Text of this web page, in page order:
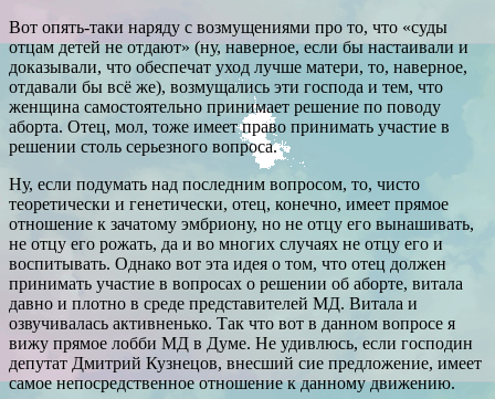
Вот опять-таки наряду с возмущениями про то, что «суды
отцам детей не отдают» (ну, наверное, если бы настаивали и
доказывали, что обеспечат уход лучше матери, то, наверное,
отдавали бы всё же), возмущались эти господа и тем, что
женщина самостоятельно принимает решение по поводу
аборта. Отец, мол, тоже имеет право принимать участие в
решении столь серьезного вопроса.
Ну, если подумать над последним вопросом, то, чисто
теоретически и генетически, отец, конечно, имеет прямое
отношение к зачатому эмбриону, но не отцу его вынашивать,
не отцу его рожать, да и во многих случаях не отцу его и
воспитывать. Однако вот эта идея о том, что отец должен
принимать участие в вопросах о решении об аборте, витала
давно и плотно в среде представителей МД. Витала и
озвучивалась активненько. Так что вот в данном вопросе я
вижу прямое лобби МД в Думе. Не удивлюсь, если господин
депутат Дмитрий Кузнецов, внесший сие предложение, имеет
самое непосредственное отношение к данному движению.